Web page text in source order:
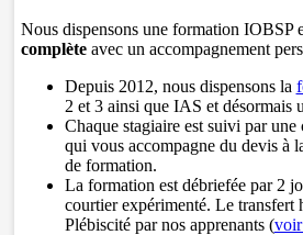
Nous dispensons une formation IOBSP
complèteavec un accompagnement
Depuis 2012, nous dispensons la
2 et 3 ainsi que IAS et
Chaque stagiaire est suivi par
qui vous accompagne du devis à
de formation.
La formation est débriefée par 2
courtier expérimenté. Le transfert
Plébiscité par nos apprenants (voir